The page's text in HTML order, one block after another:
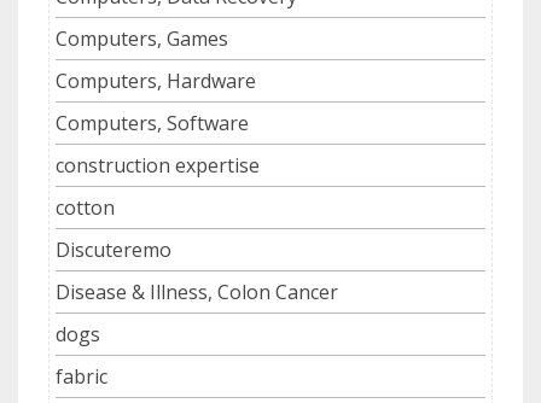
Computers, Games
Computers, Hardware
Computers, Software
construction expertise
cotton
Discuteremo
Disease & Illness, Colon Cancer
dogs
fabric